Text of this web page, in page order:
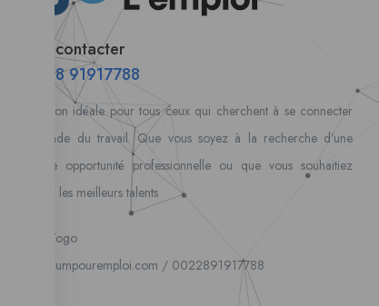
Nous contacter
00228 91917788
la solution idéale pour tous ceux qui cherchent à se connecter
au monde du travail. Que vous soyez à la recherche d’une
nouvelle opportunité professionnelle ou que vous souhaitiez
recruter les meilleurs talents
Lome, Togo
fpe@forumpouremploi.com / 0022891917788